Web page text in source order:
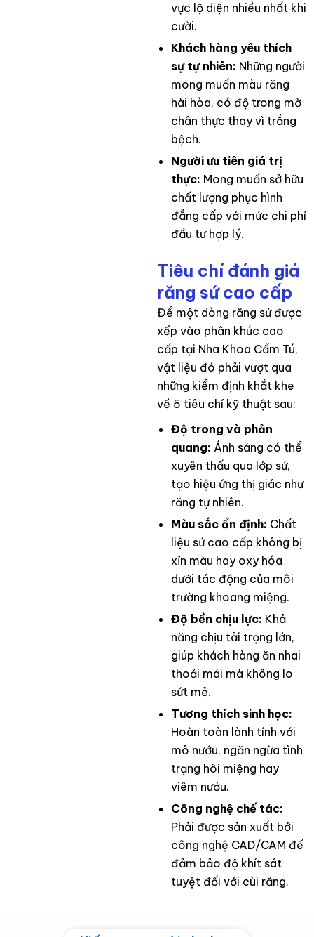
vực lộ diện nhiều nhất khi
cười.
Khách hàng yêu thích
sự tự nhiên: Những người
mong muốn màu răng
hài hòa, có độ trong mờ
chân thực thay vì trắng
bệch.
Người ưu tiên giá trị
thực: Mong muốn sở hữu
chất lượng phục hình
đẳng cấp với mức chi phí
đầu tư hợp lý.
Tiêu chí đánh giá
răng sứ cao cấp
Để một dòng răng sứ được
xếp vào phân khúc cao
cấp tại Nha Khoa Cẩm Tú,
vật liệu đó phải vượt qua
những kiểm định khắt khe
về 5 tiêu chí kỹ thuật sau:
Độ trong và phản
quang: Ánh sáng có thể
xuyên thấu qua lớp sứ,
tạo hiệu ứng thị giác như
răng tự nhiên.
Màu sắc ổn định: Chất
liệu sứ cao cấp không bị
xỉn màu hay oxy hóa
dưới tác động của môi
trường khoang miệng.
Độ bền chịu lực: Khả
năng chịu tải trọng lớn,
giúp khách hàng ăn nhai
thoải mái mà không lo
sứt mẻ.
Tương thích sinh học:
Hoàn toàn lành tính với
mô nướu, ngăn ngừa tình
trạng hôi miệng hay
viêm nướu.
Công nghệ chế tác:
Phải được sản xuất bởi
công nghệ CAD/CAM để
đảm bảo độ khít sát
tuyệt đối với cùi răng.